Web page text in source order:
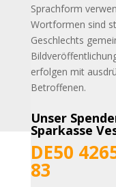
Sprachform
Wortformen sind
Geschlechts
erfolgen mit
Betroffenen.
Unser
Sparkasse
DE50
83